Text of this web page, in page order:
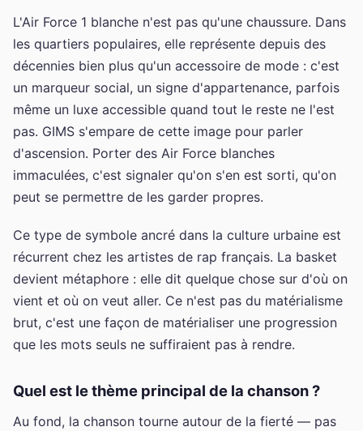
L'Air Force 1 blanche n'est pas qu'une chaussure. Dans
les quartiers populaires, elle représente depuis des
décennies bien plus qu'un accessoire de mode : c'est
un marqueur social, un signe d'appartenance, parfois
même un luxe accessible quand tout le reste ne l'est
pas. GIMS s'empare de cette image pour parler
d'ascension. Porter des Air Force blanches
immaculées, c'est signaler qu'on s'en est sorti, qu'on
peut se permettre de les garder propres.
Ce type de symbole ancré dans la culture urbaine est
récurrent chez les artistes de rap français. La basket
devient métaphore : elle dit quelque chose sur d'où on
vient et où on veut aller. Ce n'est pas du matérialisme
brut, c'est une façon de matérialiser une progression
que les mots seuls ne suffiraient pas à rendre.
Quel est le thème principal de la chanson ?
Au fond, la chanson tourne autour de la fierté — pas